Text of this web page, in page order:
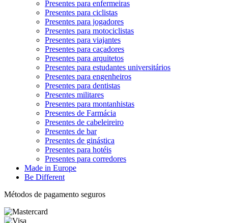
Presentes para enfermeiras
Presentes para ciclistas
Presentes para jogadores
Presentes para motociclistas
Presentes para viajantes
Presentes para caçadores
Presentes para arquitetos
Presentes para estudantes universitários
Presentes para engenheiros
Presentes para dentistas
Presentes militares
Presentes para montanhistas
Presentes de Farmácia
Presentes de cabeleireiro
Presentes de bar
Presentes de ginástica
Presentes para hotéis
Presentes para corredores
Made in Europe
Be Different
Métodos de pagamento seguros